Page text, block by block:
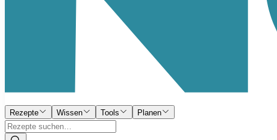
Rezepte Wissen Tools Planen